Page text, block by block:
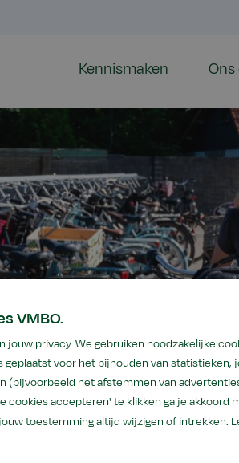
Kennismaken
Leerlingen volgen algemene
van hun toekomstige beroep.
VMBO.
jouw privacy. We gebruiken noodzakelijke
voor het bijhouden van statistieken,
(bijvoorbeeld het afstemmen van
cookies accepteren' te klikken ga je akkoord
toestemming altijd wijzigen of intrekken.